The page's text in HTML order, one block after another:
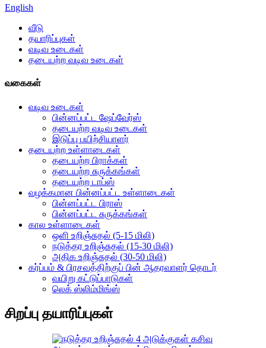
English
வீடு
தயாரிப்புகள்
வடிவ உடைகள்
தடையற்ற வடிவ உடைகள்
வகைகள்
வடிவ உடைகள்
பின்னப்பட்ட ஷேப்வேர்ஸ்
தடையற்ற வடிவ உடைகள்
இடுப்பு பயிற்சியாளர்
தடையற்ற உள்ளாடைகள்
தடையற்ற பிராக்கள்
தடையற்ற சுருக்கங்கள்
தடையற்ற டாப்ஸ்
வழக்கமான பின்னப்பட்ட உள்ளாடைகள்
பின்னப்பட்ட பிராஸ்
பின்னப்பட்ட சுருக்கங்கள்
கால உள்ளாடைகள்
ஒளி உறிஞ்சுதல் (5-15 மிலி)
நடுத்தர உறிஞ்சுதல் (15-30 மிலி)
அதிக உறிஞ்சுதல் (30-50 மிலி)
கர்ப்பம் & பிரசவத்திற்குப் பின் ஆதரவாளர் தொடர்
வயிறு கட்டுப்பாடுகள்
லெக் ஸ்லிம்மிங்ஸ்
சிறப்பு தயாரிப்புகள்